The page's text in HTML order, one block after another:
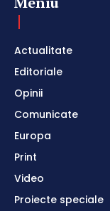
Actualitate
Editoriale
Opinii
Comunicate
Europa
Print
Video
Proiecte speciale